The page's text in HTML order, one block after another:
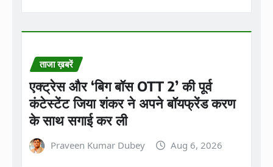
ताजा ख़बरें
एक्ट्रेस और ‘बिग बॉस OTT 2’ की पूर्व
कंटेस्टेंट जिया शंकर ने अपने बॉयफ्रेंड करण
के साथ सगाई कर ली
Praveen Kumar Dubey Aug 6, 2026